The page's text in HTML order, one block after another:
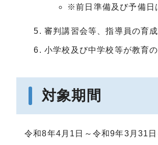
※前日準備及び予備日
審判講習会等、指導員の育
小学校及び中学校等が教育
対象期間
令和8年4月1日～令和9年3月31